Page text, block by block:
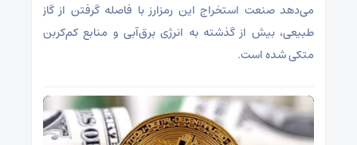
می‌دهد صنعت استخراج این رمزارز با فاصله گرفتن از گاز
طبیعی، بیش از گذشته به انرژی برق‌آبی و منابع کم‌کربن
متکی شده است.